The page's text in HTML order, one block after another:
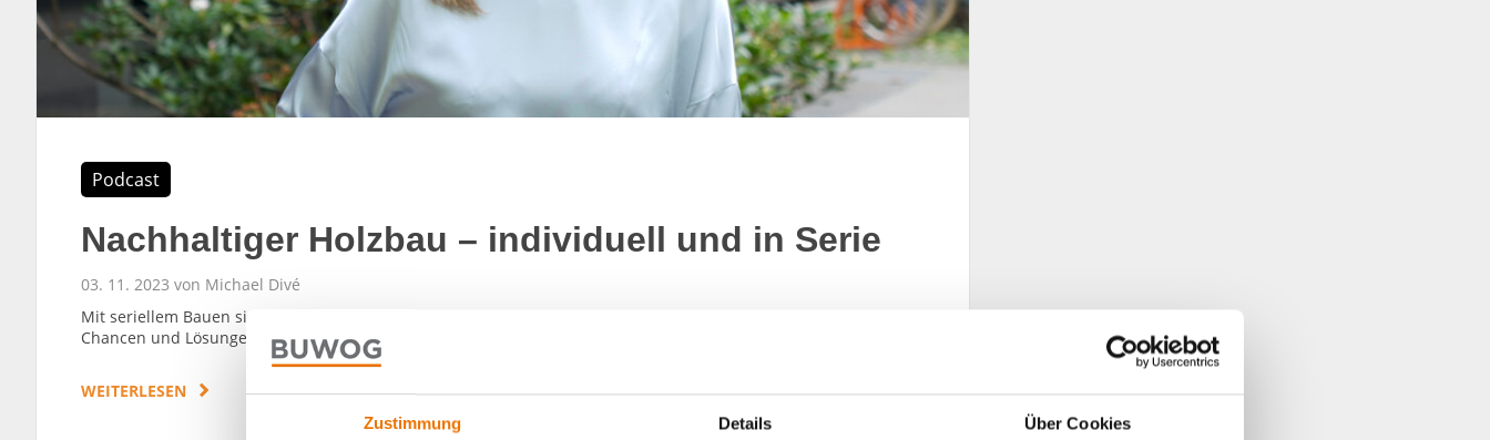
Zustimmung Details Über Cookies
Podcast
Nachhaltiger Holzbau – individuell und in Serie
03. 11. 2023 von Michael Divé
Mit seriellem Bauen sind große Hoffnungen für Effizienz und Nachhaltigkeit verbunden. Wir sprechen über
Chancen und Lösungen mit Cornelia Sorge, Head of Real Estate bei Saxovent Smart Eco Investments GmbH.
WEITERLESEN